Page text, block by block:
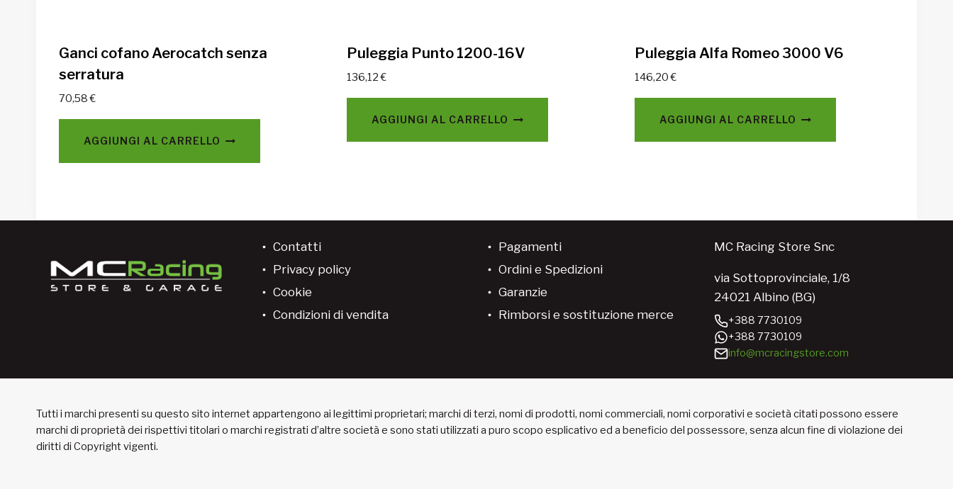
Ganci cofano Aerocatch senza
serratura
70,58€
AGGIUNGI AL CARRELLO
Puleggia Punto 1200-16V
136,12€
AGGIUNGI AL CARRELLO
Puleggia Alfa Romeo 3000 V6
146,20€
AGGIUNGI AL CARRELLO
Contatti
Privacy policy
Cookie
Condizioni di vendita
Pagamenti
Ordini e Spedizioni
Garanzie
Rimborsi e sostituzione merce
MC Racing Store Snc
via Sottoprovinciale, 1/8
24021 Albino (BG)
+388 7730109
+388 7730109
info@mcracingstore.com
Tutti i marchi presenti su questo sito internet appartengono ai legittimi proprietari; marchi di terzi, nomi di prodotti, nomi commerciali, nomi corporativi e società citati possono essere
marchi di proprietà dei rispettivi titolari o marchi registrati d’altre società e sono stati utilizzati a puro scopo esplicativo ed a beneficio del possessore, senza alcun fine di violazione dei
diritti di Copyright vigenti.